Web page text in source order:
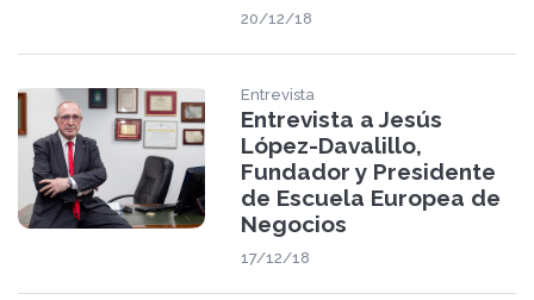
20/12/18
Entrevista
Entrevista a Jesús
López-Davalillo,
Fundador y Presidente
de Escuela Europea de
Negocios
17/12/18